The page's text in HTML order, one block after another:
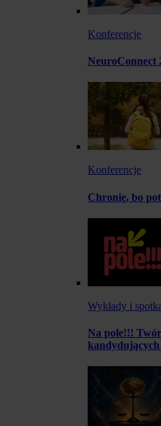
Konferencje
NeuroConnect
Konferencje
Chronię, bo
Wykłady i
Na pole!!!